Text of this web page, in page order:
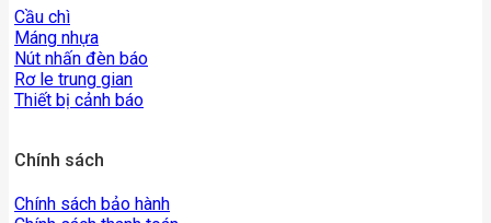
Cầu chì
Máng nhựa
Nút nhấn đèn báo
Rơ le trung gian
Thiết bị cảnh báo
Chính sách
Chính sách bảo hành